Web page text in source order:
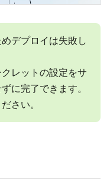
デプロイは失敗し
レットの設定をサ
に完了できます。
さい。